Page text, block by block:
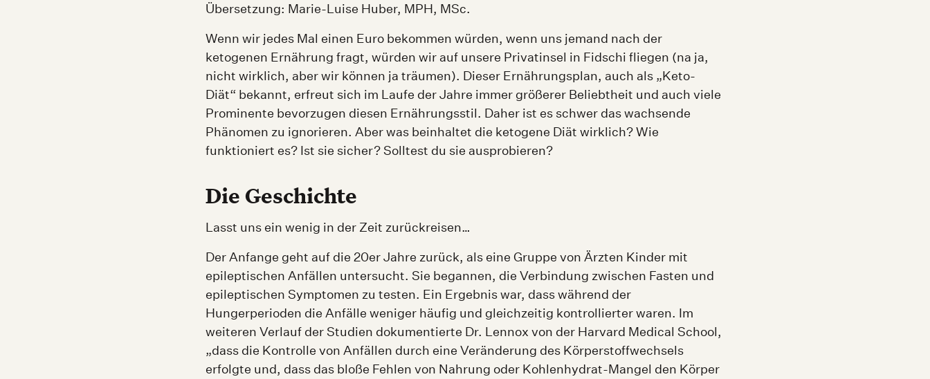
Übersetzung: Marie-Luise Huber, MPH, MSc.
Wenn wir jedes Mal einen Euro bekommen würden, wenn uns jemand nach der
ketogenen Ernährung fragt, würden wir auf unsere Privatinsel in Fidschi fliegen (na ja,
nicht wirklich, aber wir können ja träumen). Dieser Ernährungsplan, auch als „Keto-
Diät“ bekannt, erfreut sich im Laufe der Jahre immer größerer Beliebtheit und auch viele
Prominente bevorzugen diesen Ernährungsstil. Daher ist es schwer das wachsende
Phänomen zu ignorieren. Aber was beinhaltet die ketogene Diät wirklich? Wie
funktioniert es? Ist sie sicher? Solltest du sie ausprobieren?
Die Geschichte
Lasst uns ein wenig in der Zeit zurückreisen…
Der Anfange geht auf die 20er Jahre zurück, als eine Gruppe von Ärzten Kinder mit
epileptischen Anfällen untersucht. Sie begannen, die Verbindung zwischen Fasten und
epileptischen Symptomen zu testen. Ein Ergebnis war, dass während der
Hungerperioden die Anfälle weniger häufig und gleichzeitig kontrollierter waren. Im
weiteren Verlauf der Studien dokumentierte Dr. Lennox von der Harvard Medical School,
„dass die Kontrolle von Anfällen durch eine Veränderung des Körperstoffwechsels
erfolgte und, dass das bloße Fehlen von Nahrung oder Kohlenhydrat-Mangel den Körper